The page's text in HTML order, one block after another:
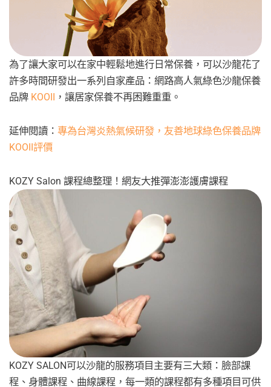
為了讓大家可以在家中輕鬆地進行日常保養，可以沙龍花了
許多時間研發出一系列自家產品：網路高人氣綠色沙龍保養
品牌 KOOII ，讓居家保養不再困難重重。
延伸閱讀： 專為台灣炎熱氣候研發，友善地球綠色保養品牌
KOOII評價
KOZY Salon 課程總整理！網友大推彈澎澎護膚課程
KOZY SALON可以沙龍的服務項目主要有三大類：臉部課
程、身體課程、曲線課程，每一類的課程都有多種項目可供